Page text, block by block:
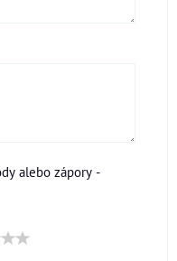
alebo zápory -